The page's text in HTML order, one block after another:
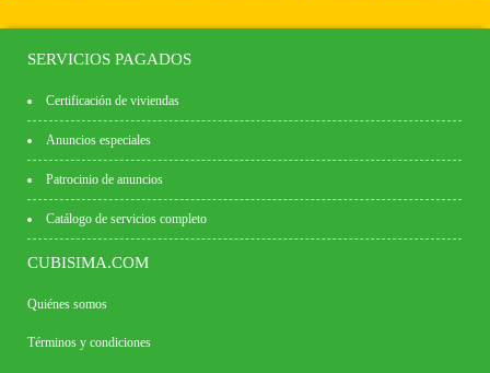
SERVICIOS PAGADOS
Certificación de viviendas
Anuncios especiales
Patrocinio de anuncios
Catálogo de servicios completo
CUBISIMA.COM
Quiénes somos
Términos y condiciones